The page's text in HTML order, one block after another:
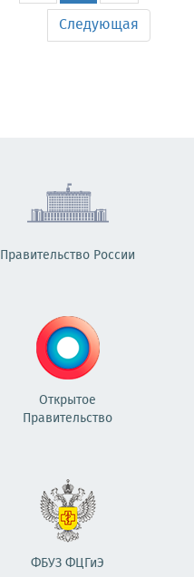
Следующая
Правительство России
Открытое
Правительство
ФБУЗ ФЦГиЭ